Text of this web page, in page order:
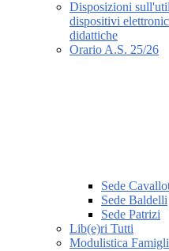
Disposizioni
dispositivi
didattiche
Orario A.S. 25/26
Sede
Sede Baldelli
Sede Patrizi
Lib(e)ri Tutti
Modulistica